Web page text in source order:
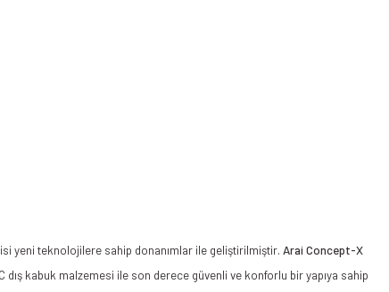
yeni teknolojilere sahip donanımlar ile geliştirilmiştir. Arai Concept-X
kabuk malzemesi ile son derece güvenli ve konforlu bir yapıya sahip